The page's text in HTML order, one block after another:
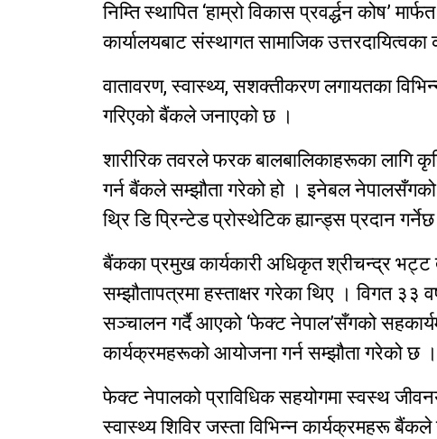
निम्ति स्थापित ‘हाम्रो विकास प्रवर्द्धन कोष’
कार्यालयबाट संस्थागत सामाजिक
वातावरण, स्वास्थ्य, सशक्तीकरण लगायतका
गरिएको बैंकले जनाएको छ ।
शारीरिक तवरले फरक बालबालिकाहरूका लागि
गर्न बैंकले सम्झौता गरेको हो । इनेबल
थ्रि डि प्रिन्टेड प्रोस्थेटिक ह्यान्ड्स प्रदान
बैंकका प्रमुख कार्यकारी अधिकृत श्रीचन्द्र
सम्झौतापत्रमा हस्ताक्षर गरेका थिए । विगत ३३
सञ्चालन गर्दै आएको ‘फेक्ट नेपाल’सँगको
कार्यक्रमहरूको आयोजना गर्न सम्झौता गरेको छ ।​
फेक्ट नेपालको प्राविधिक सहयोगमा स्वस्थ
स्वास्थ्य शिविर जस्ता विभिन्न कार्यक्रमहरू बैंकले